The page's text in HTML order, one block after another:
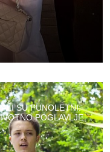
SU PUNOLETNI:
POGLAVLJE